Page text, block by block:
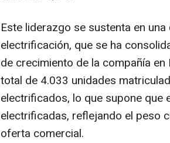
Este liderazgo se sustenta en
electrificación, que se ha
de crecimiento de la compañía
total de 4.033 unidades
electrificados, lo que supone que
electrificadas, reflejando el peso
oferta comercial.